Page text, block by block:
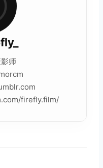
师
firefly.film/